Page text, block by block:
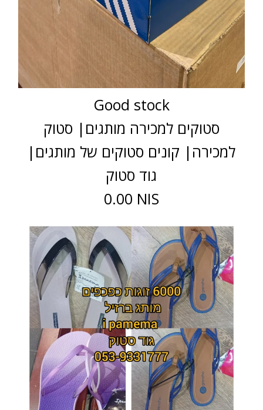
Good stock
סטוקים למכירה מותגים| סטוק
למכירה| קונים סטוקים של מותגים|
גוד סטוק
0.00 NIS